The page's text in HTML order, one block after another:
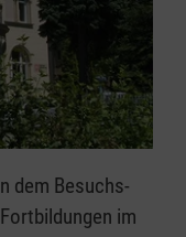
dem Besuchs-
im